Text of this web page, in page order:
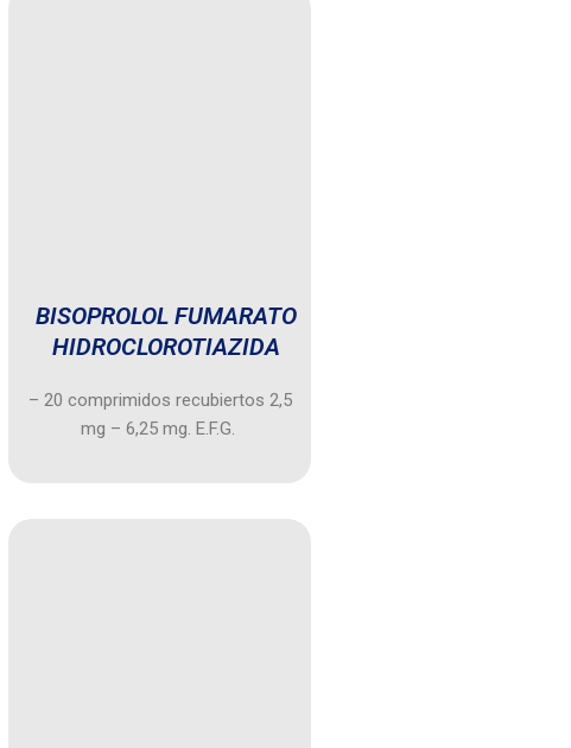
BISOPROLOL FUMARATO
HIDROCLOROTIAZIDA
– 20 comprimidos recubiertos 2,5
mg – 6,25 mg. E.F.G.